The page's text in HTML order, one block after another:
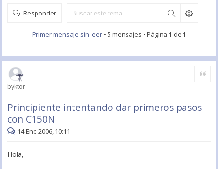
Responder
Primer mensaje sin leer• 5 mensajes • Página 1 de 1
byktor
Principiente intentando dar primeros pasos
con C150N
Citar
14 Ene 2006, 10:11
Hola,